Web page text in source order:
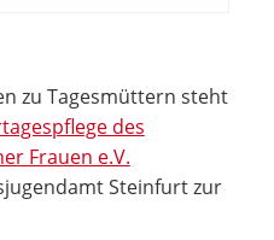
zu Tagesmüttern steht
des
Frauen e.V.
Steinfurt zur